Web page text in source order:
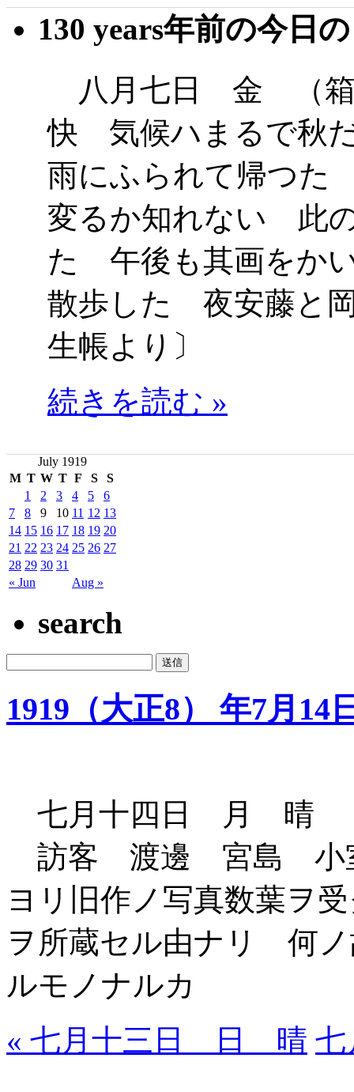
130 years年前の今日
八月七日 金 （箱
快 気候ハまるで秋
雨にふられて帰つた
変るか知れない 此
た 午後も其画をか
散歩した 夜安藤と
生帳より〕
続きを読む »
July 1919
M T W T F S S
« Jun Aug »
1 2 3 4 5
6
7
8 9 10 11 12 13
14 15 16 17 18 19 20
21 22 23 24 25 26 27
28 29 30 31
search
1919（大正8） 年7月14
七月十四日 月 晴
訪客 渡邊 宮島 小
ヨリ旧作ノ写真数葉ヲ
ヲ所蔵セル由ナリ 何ノ
ルモノナルカ
« 七月十三日 日 晴